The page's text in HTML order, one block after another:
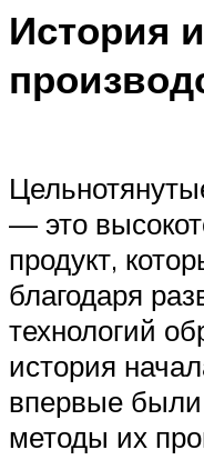
История
— это
продукт,
благодаря
технологий
история
впервые
методы их